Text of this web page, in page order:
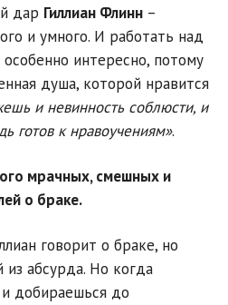
дар Гиллиан Флинн –
и умного. И работать над
интересно, потому
душа, которой нравится
и невинность соблюсти, и
готов к нравоучениям».
мрачных, смешных и
о браке.
говорит о браке, но
из абсурда. Но когда
добираешься до